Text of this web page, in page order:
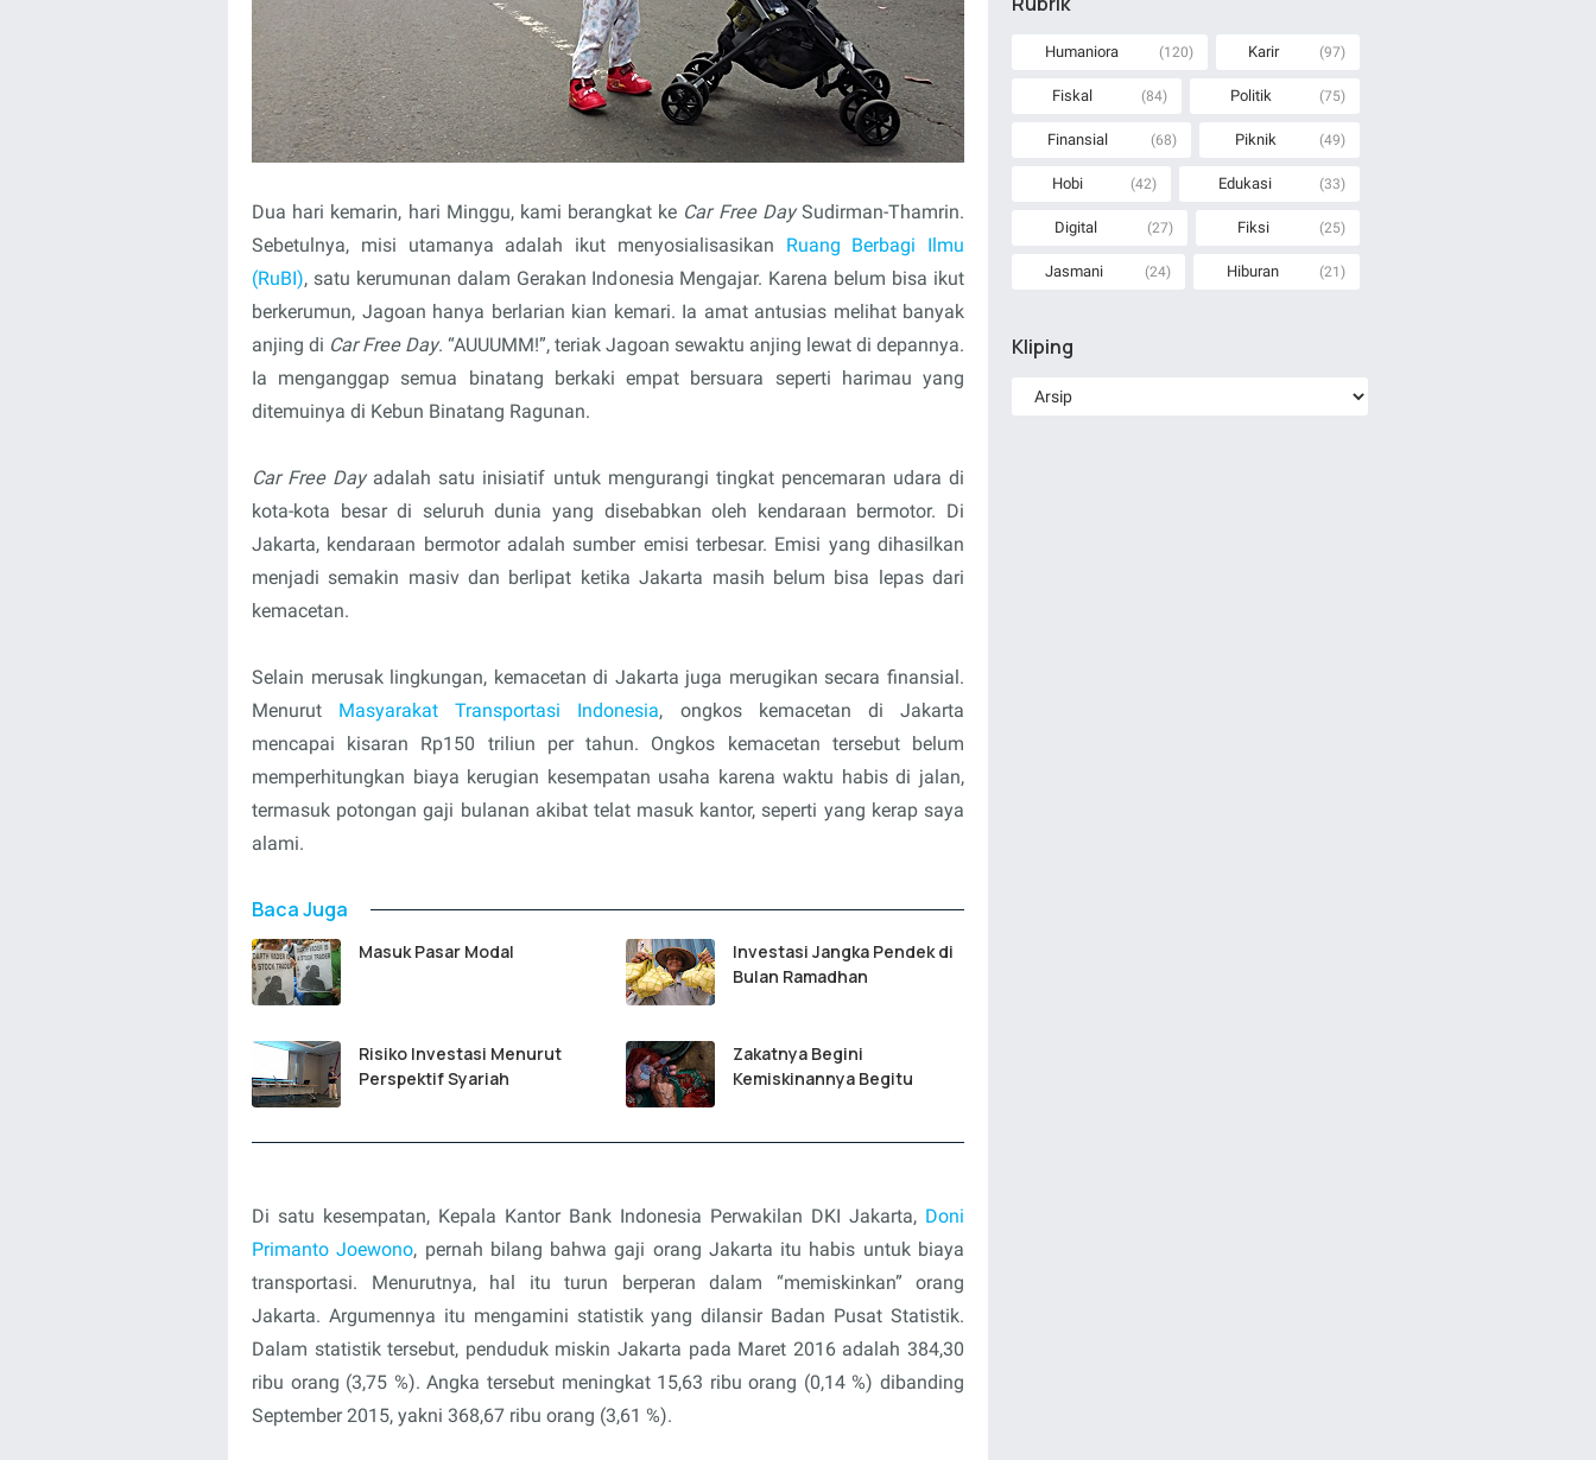
Dua hari kemarin, hari Minggu, kami berangkat ke Car Free DaySudirman-Thamrin.
Sebetulnya, misi utamanya adalah ikut menyosialisasikan Ruang Berbagi Ilmu
(RuBI), satu kerumunan dalam Gerakan Indonesia Mengajar. Karena belum bisa ikut
berkerumun, Jagoan hanya berlarian kian kemari. Ia amat antusias melihat banyak
anjing di Car Free Day. “AUUUMM!”, teriak Jagoan sewaktu anjing lewat di depannya.
Ia menganggap semua binatang berkaki empat bersuara seperti harimau yang
ditemuinya di Kebun Binatang Ragunan.
Car Free Dayadalah satu inisiatif untuk mengurangi tingkat pencemaran udara di
kota-kota besar di seluruh dunia yang disebabkan oleh kendaraan bermotor. Di
Jakarta, kendaraan bermotor adalah sumber emisi terbesar. Emisi yang dihasilkan
menjadi semakin masiv dan berlipat ketika Jakarta masih belum bisa lepas dari
kemacetan.
Selain merusak lingkungan, kemacetan di Jakarta juga merugikan secara finansial.
Menurut Masyarakat Transportasi Indonesia, ongkos kemacetan di Jakarta
mencapai kisaran Rp150 triliun per tahun. Ongkos kemacetan tersebut belum
memperhitungkan biaya kerugian kesempatan usaha karena waktu habis di jalan,
termasuk potongan gaji bulanan akibat telat masuk kantor, seperti yang kerap saya
alami.
Baca Juga
Masuk Pasar Modal
Investasi Jangka Pendek di
Bulan Ramadhan
Risiko Investasi Menurut
Perspektif Syariah
Zakatnya Begini
Kemiskinannya Begitu
Di satu kesempatan, Kepala Kantor Bank Indonesia Perwakilan DKI Jakarta, Doni
Primanto Joewono, pernah bilang bahwa gaji orang Jakarta itu habis untuk biaya
transportasi. Menurutnya, hal itu turun berperan dalam “memiskinkan” orang
Jakarta. Argumennya itu mengamini statistik yang dilansir Badan Pusat Statistik.
Dalam statistik tersebut, penduduk miskin Jakarta pada Maret 2016 adalah 384,30
ribu orang (3,75 %). Angka tersebut meningkat 15,63 ribu orang (0,14 %) dibanding
September 2015, yakni 368,67 ribu orang (3,61 %).
Humaniora (120) Karir (97)
Fiskal (84) Politik (75)
Finansial (68) Piknik (49)
Hobi (42) Edukasi (33)
Digital (27) Fiksi (25)
Jasmani (24) Hiburan (21)
Kliping